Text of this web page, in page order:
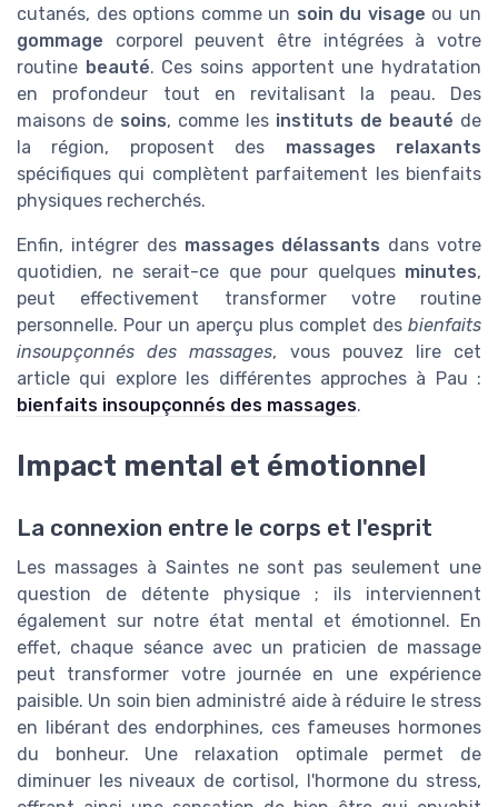
cutanés, des options comme un soin du visage ou un
gommage corporel peuvent être intégrées à votre
routine beauté. Ces soins apportent une hydratation
en profondeur tout en revitalisant la peau. Des
maisons de soins, comme les instituts de beauté de
la région, proposent des massages relaxants
spécifiques qui complètent parfaitement les bienfaits
physiques recherchés.
Enfin, intégrer des massages délassants dans votre
quotidien, ne serait-ce que pour quelques minutes,
peut effectivement transformer votre routine
personnelle. Pour un aperçu plus complet des bienfaits
insoupçonnés des massages, vous pouvez lire cet
article qui explore les différentes approches à Pau :
bienfaits insoupçonnés des massages.
Impact mental et émotionnel
La connexion entre le corps et l'esprit
Les massages à Saintes ne sont pas seulement une
question de détente physique ; ils interviennent
également sur notre état mental et émotionnel. En
effet, chaque séance avec un praticien de massage
peut transformer votre journée en une expérience
paisible. Un soin bien administré aide à réduire le stress
en libérant des endorphines, ces fameuses hormones
du bonheur. Une relaxation optimale permet de
diminuer les niveaux de cortisol, l'hormone du stress,